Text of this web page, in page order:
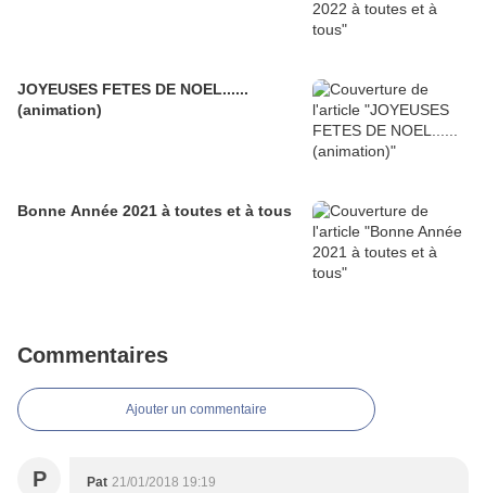
JOYEUSES FETES DE NOEL......
(animation)
Bonne Année 2021 à toutes et à tous
Commentaires
Ajouter un commentaire
P Pat 21/01/2018 19:19